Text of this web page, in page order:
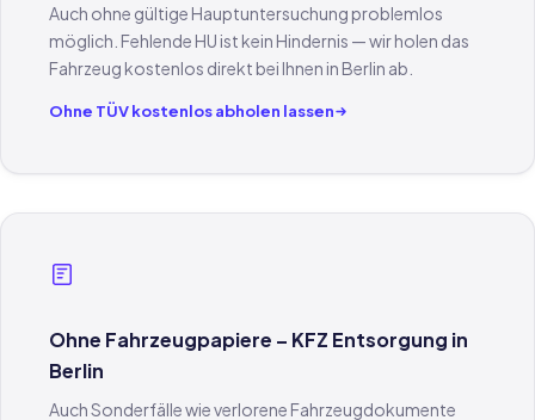
Auch ohne gültige Hauptuntersuchung problemlos
möglich. Fehlende HU ist kein Hindernis — wir holen das
Fahrzeug kostenlos direkt bei Ihnen in Berlin ab.
Ohne TÜV kostenlos abholen lassen
Ohne Fahrzeugpapiere – KFZ Entsorgung in
Berlin
Auch Sonderfälle wie verlorene Fahrzeugdokumente